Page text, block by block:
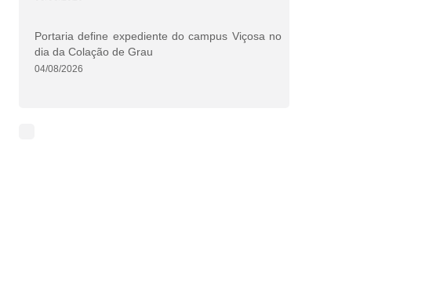
Portaria define expediente do campus Viçosa no
dia da Colação de Grau
04/08/2026